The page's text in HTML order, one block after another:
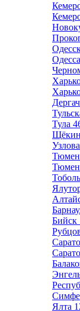
Одесса
Тула
Бийск
Ялта